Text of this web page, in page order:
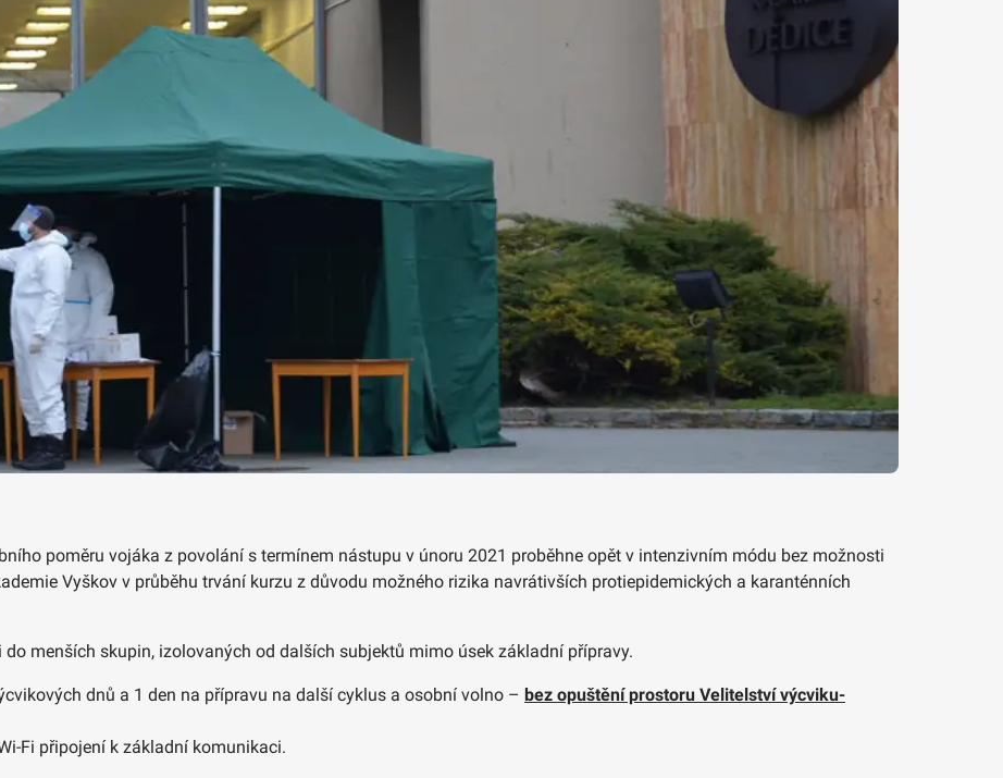
poměru vojáka z povolání s termínem nástupu v únoru 2021 proběhne opět v intenzivním módu bez možnosti
Vyškov v průběhu trvání kurzu z důvodu možného rizika navrátivších protiepidemických a karanténních
menších skupin, izolovaných od dalších subjektů mimo úsek základní přípravy.
dnů a 1 den na přípravu na další cyklus a osobní volno – bez opuštění prostoru Velitelství výcviku-
Fi připojení k základní komunikaci.